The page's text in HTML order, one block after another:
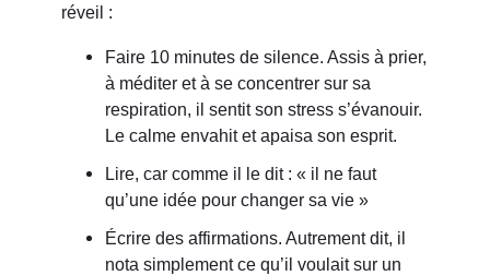
réveil :
Faire 10 minutes de silence. Assis à prier,
à méditer et à se concentrer sur sa
respiration, il sentit son stress s’évanouir.
Le calme envahit et apaisa son esprit.
Lire, car comme il le dit : « il ne faut
qu’une idée pour changer sa vie »
Écrire des affirmations. Autrement dit, il
nota simplement ce qu’il voulait sur un